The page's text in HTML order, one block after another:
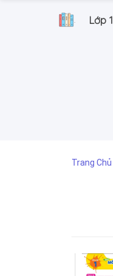
. Lớp 1
Trang Chủ